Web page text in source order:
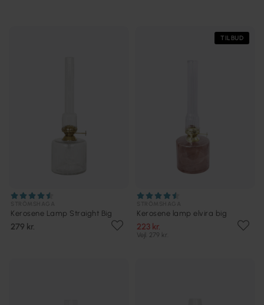
Kerosene Lamp Straight Big
279 kr.
TILBUD
Kerosene lamp elvira big
223 kr.
Vejl. 279 kr.